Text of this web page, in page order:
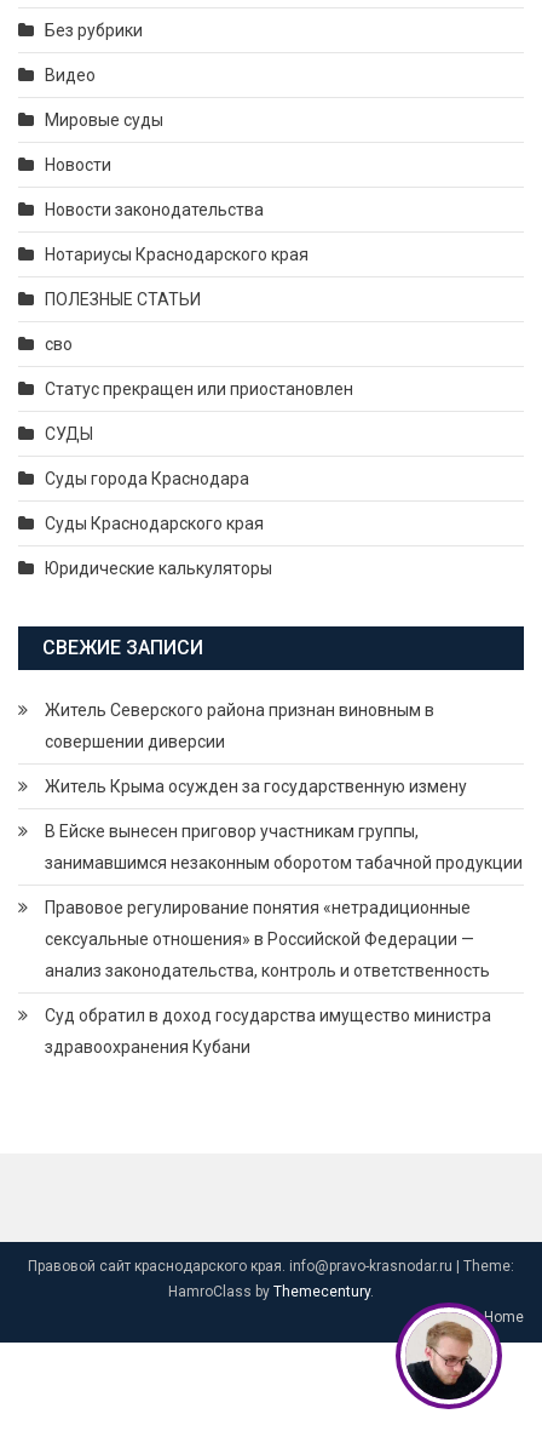
Без рубрики
Видео
Мировые суды
Новости
Новости законодательства
Нотариусы Краснодарского края
ПОЛЕЗНЫЕ СТАТЬИ
сво
Статус прекращен или приостановлен
СУДЫ
Суды города Краснодара
Суды Краснодарского края
Юридические калькуляторы
СВЕЖИЕ ЗАПИСИ
Житель Северского района признан виновным в
совершении диверсии
Житель Крыма осужден за государственную измену
В Ейске вынесен приговор участникам группы,
занимавшимся незаконным оборотом табачной продукции
Правовое регулирование понятия «нетрадиционные
сексуальные отношения» в Российской Федерации —
анализ законодательства, контроль и ответственность
Суд обратил в доход государства имущество министра
здравоохранения Кубани
Правовой сайт краснодарского края. info@pravo-krasnodar.ru
Theme:
HamroClass by Themecentury.
Home